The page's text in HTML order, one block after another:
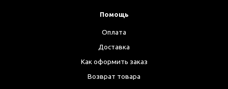
Помощь
Оплата
Доставка
Как оформить заказ
Возврат товара